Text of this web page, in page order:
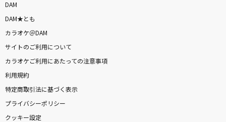
DAM
DAM★とも
カラオケ＠DAM
サイトのご利用について
カラオケご利用にあたっての注意事項
利用規約
特定商取引法に基づく表示
プライバシーポリシー
クッキー設定